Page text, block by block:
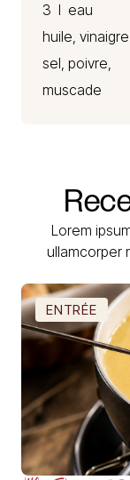
3 l eau
huile, vinaigre
sel, poivre,
muscade
Lorem
ullamcorper
ENTRÉE